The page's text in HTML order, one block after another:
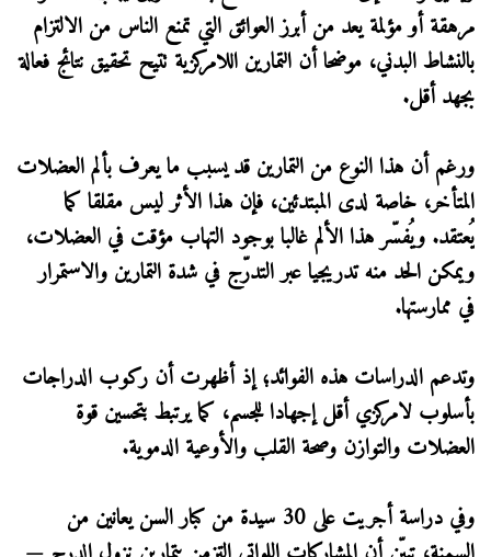
مرهقة أو مؤلمة يعد من أبرز العوائق التي تمنع الناس من الالتزام
بالنشاط البدني، موضحا أن التمارين اللامركزية تتيح تحقيق نتائج فعالة
بجهد أقل.
ورغم أن هذا النوع من التمارين قد يسبب ما يعرف بألم العضلات
المتأخر، خاصة لدى المبتدئين، فإن هذا الأثر ليس مقلقا كما
يُعتقد. ويُفسّر هذا الألم غالبا بوجود التهاب مؤقت في العضلات،
ويمكن الحد منه تدريجيا عبر التدرّج في شدة التمارين والاستمرار
في ممارستها.
وتدعم الدراسات هذه الفوائد؛ إذ أظهرت أن ركوب الدراجات
بأسلوب لامركزي أقل إجهادا للجسم، كما يرتبط بتحسين قوة
العضلات والتوازن وصحة القلب والأوعية الدموية.
وفي دراسة أجريت على 30 سيدة من كبار السن يعانين من